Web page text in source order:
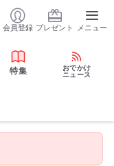
会員登録 プレゼント メニュー
特集
おでかけ
ニュース